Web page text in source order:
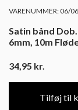
VARENUMMER: 06/
Satin bånd
6mm, 10m
34,95 kr.
Tilføj til